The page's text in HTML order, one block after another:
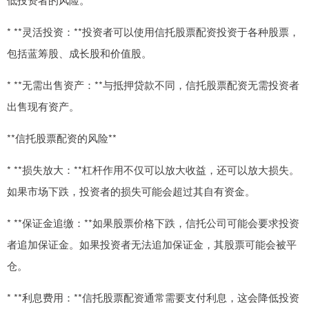
* **灵活投资：**投资者可以使用信托股票配资投资于各种股票，
包括蓝筹股、成长股和价值股。
* **无需出售资产：**与抵押贷款不同，信托股票配资无需投资者
出售现有资产。
**信托股票配资的风险**
* **损失放大：**杠杆作用不仅可以放大收益，还可以放大损失。
如果市场下跌，投资者的损失可能会超过其自有资金。
* **保证金追缴：**如果股票价格下跌，信托公司可能会要求投资
者追加保证金。如果投资者无法追加保证金，其股票可能会被平
仓。
* **利息费用：**信托股票配资通常需要支付利息，这会降低投资